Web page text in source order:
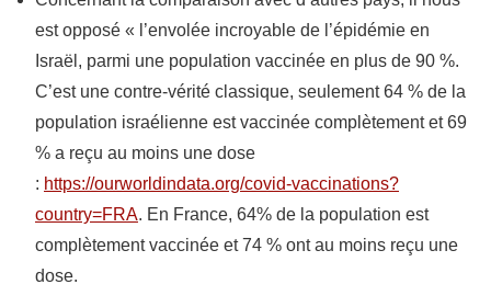
est opposé « l’envolée incroyable de l’épidémie en
Israël, parmi une population vaccinée en plus de 90 %.
C’est une contre-vérité classique, seulement 64 % de la
population israélienne est vaccinée complètement et 69
% a reçu au moins une dose
: https://ourworldindata.org/covid-vaccinations?
country=FRA. En France, 64% de la population est
complètement vaccinée et 74 % ont au moins reçu une
dose.